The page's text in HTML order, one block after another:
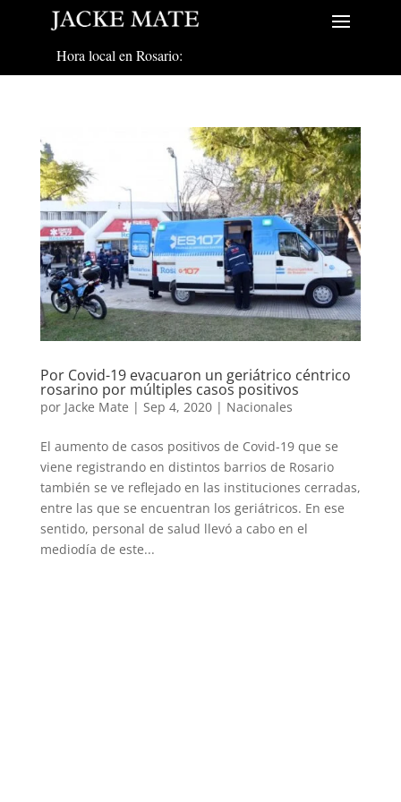
Hora local en Rosario:
Por Covid-19 evacuaron un geriátrico céntrico
rosarino por múltiples casos positivos
por Jacke Mate | Sep 4, 2020| Nacionales
El aumento de casos positivos de Covid-19 que se
viene registrando en distintos barrios de Rosario
también se ve reflejado en las instituciones cerradas,
entre las que se encuentran los geriátricos. En ese
sentido, personal de salud llevó a cabo en el
mediodía de este...